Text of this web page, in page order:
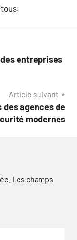
entreprises
Article suivant
des agences de
modernes
Les champs